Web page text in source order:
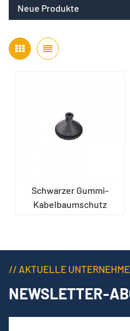
Neue Produkte
Schwarzer Gummi-
Kabelbaumschutz
// AKTUELLE
NEWSLETTER-